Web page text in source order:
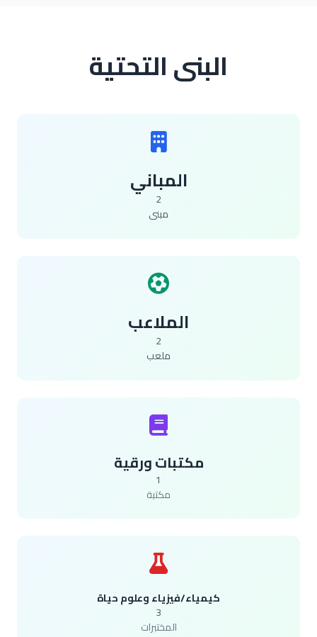
البنى التحتية
المباني
2
مبنى
الملاعب
2
ملعب
مكتبات ورقية
مكتبة
كيمياء/فيزياء وعلوم حياة
3
المختبرات